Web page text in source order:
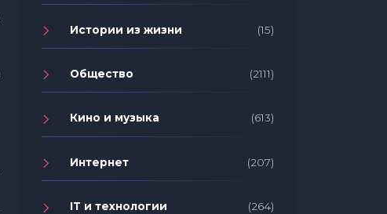
Истории из жизни (15)
Общество (2111)
Кино и музыка (613)
Интернет (207)
IT и технологии (264)